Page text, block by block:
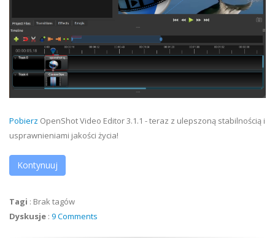
Pobierz OpenShot Video Editor 3.1.1 - teraz z ulepszoną stabilnością i
usprawnieniami jakości życia!
Kontynuuj
Tagi : Brak tagów
Dyskusje : 9 Comments